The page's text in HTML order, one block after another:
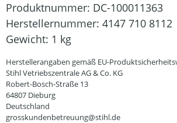
Produktnummer: DC-100011363
Herstellernummer: 4147 710 8112
Gewicht: 1 kg
Herstellerangaben gemäß EU-
Stihl Vetriebszentrale AG & Co. KG
Robert-Bosch-Straße 13
64807 Dieburg
Deutschland
grosskundenbetreuung@stihl.de